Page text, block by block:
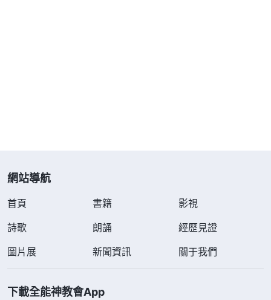
網站導航
首頁 書籍
影視
詩歌
朗誦
經歷見證
圖片展
新聞資訊 關于我們
下載全能神教會App